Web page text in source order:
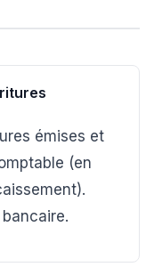
émises et
(en